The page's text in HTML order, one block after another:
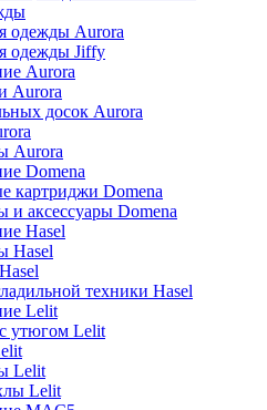
одежды Aurora
одежды Jiffy
Aurora
Aurora
досок Aurora
Aurora
Domena
картриджи Domena
и аксессуары Domena
Hasel
Hasel
техники Hasel
Lelit
утюгом Lelit
Lelit
Lelit